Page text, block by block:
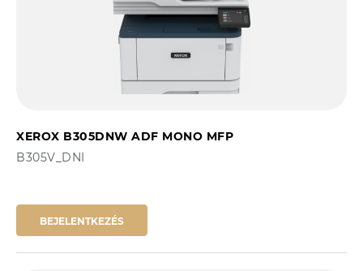
XEROX B305DNW ADF MONO MFP
B305V_DNI
BEJELENTKEZÉS